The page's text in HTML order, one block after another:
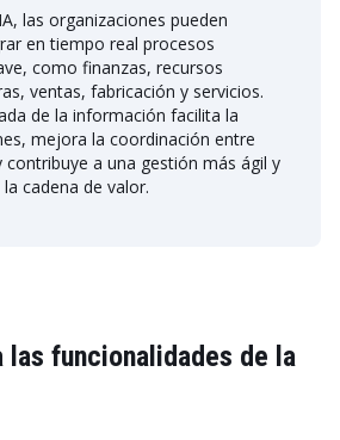
las organizaciones pueden
en tiempo real procesos
como finanzas, recursos
ventas, fabricación y servicios.
de la información facilita la
mejora la coordinación entre
a una gestión más ágil y
cadena de valor.
funcionalidades de la